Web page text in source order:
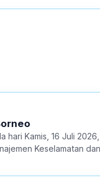
hari Kamis, 16 Juli
Keselamatan